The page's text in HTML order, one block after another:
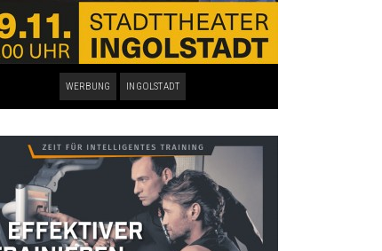
WERBUNG INGOLSTADT